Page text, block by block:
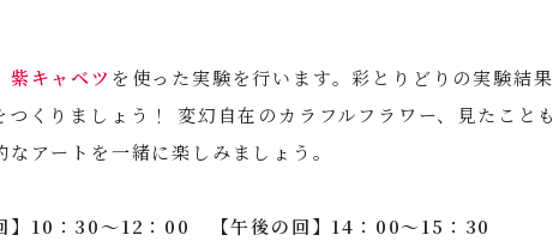
紫キャベツ を使った実験を行います。彩とりどりの実験結果
つくりましょう！ 変幻自在のカラフルフラワー、見たことも
アートを一緒に楽しみましょう。
】10：30～12：00 【午後の回】14：00～15：30